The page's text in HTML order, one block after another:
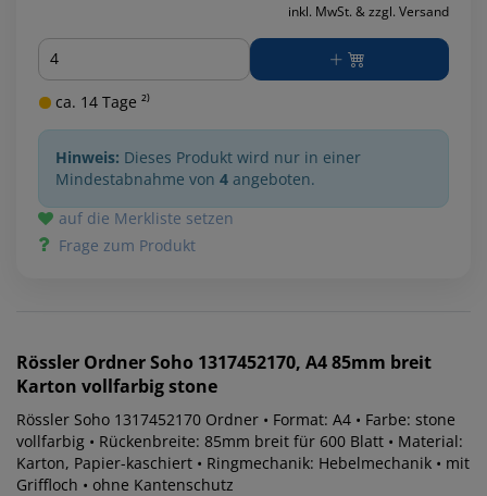
inkl. MwSt. & zzgl. Versand
Menge
ca. 14 Tage ²⁾
Hinweis: Dieses Produkt wird nur in einer
Mindestabnahme von 4 angeboten.
auf die Merkliste setzen
Frage zum Produkt
Rössler Ordner Soho 1317452170, A4 85mm breit
Karton vollfarbig stone
Rössler Soho 1317452170 Ordner • Format: A4 • Farbe: stone
vollfarbig • Rückenbreite: 85mm breit für 600 Blatt • Material:
Karton, Papier-kaschiert • Ringmechanik: Hebelmechanik • mit
Griffloch • ohne Kantenschutz